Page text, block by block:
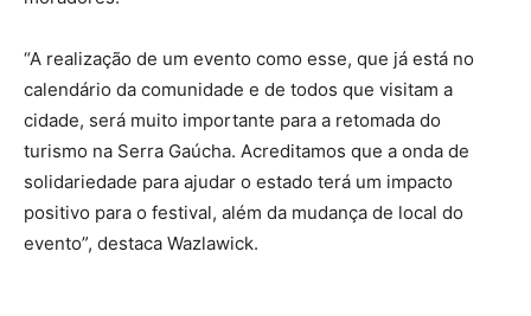
“A realização de um evento como esse, que já está no
calendário da comunidade e de todos que visitam a
cidade, será muito importante para a retomada do
turismo na Serra Gaúcha. Acreditamos que a onda de
solidariedade para ajudar o estado terá um impacto
positivo para o festival, além da mudança de local do
evento”, destaca Wazlawick.